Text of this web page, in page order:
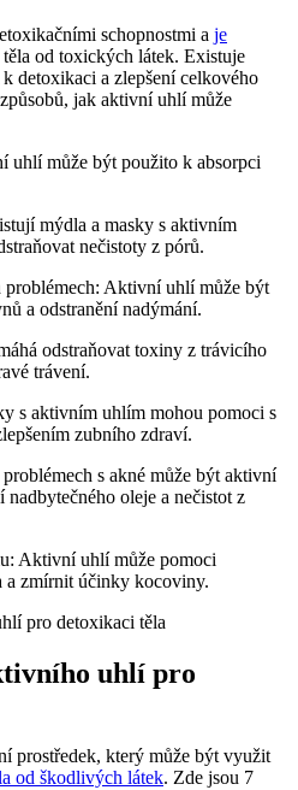
schopnostmi a je
od toxických látek. Existuje
detoxikaci a zlepšení celkového
jak aktivní uhlí může
uhlí může být použito k absorpci
mýdla a masky s aktivním
nečistoty z pórů.
problémech: Aktivní uhlí může být
a odstranění nadýmání.
odstraňovat toxiny z trávicího
trávení.
s aktivním uhlím mohou pomoci s
zubního zdraví.
s akné může být aktivní
oleje a nečistot z
Aktivní uhlí může pomoci
a zmírnit účinky kocoviny.
uhlí pro
prostředek, který může být využit
od škodlivých látek. Zde jsou 7